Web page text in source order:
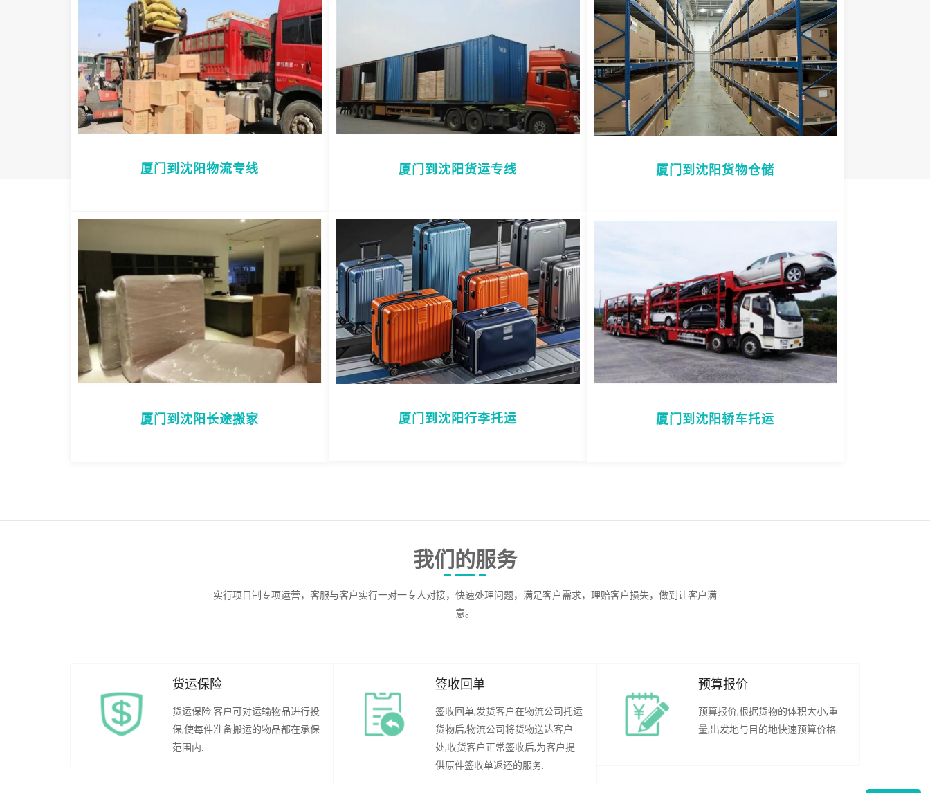
厦门到沈阳物流专线 厦门到沈阳货运专线 厦门到沈阳货物仓储
厦门到沈阳长途搬家 厦门到沈阳行李托运 厦门到沈阳轿车托运
我们的服务
实行项目制专项运营，客服与客户实行一对一专人对接，快速处理问题，满足客户需求，理赔客户损失，做到让客户满
意。
货运保险
货运保险:客户可对运输物品进行投
保,使每件准备搬运的物品都在承保
范围内.
签收回单
签收回单,发货客户在物流公司托运
货物后,物流公司将货物送达客户
处,收货客户正常签收后,为客户提
供原件签收单返还的服务.
预算报价
预算报价,根据货物的体积大小,重
量,出发地与目的地快速预算价格.